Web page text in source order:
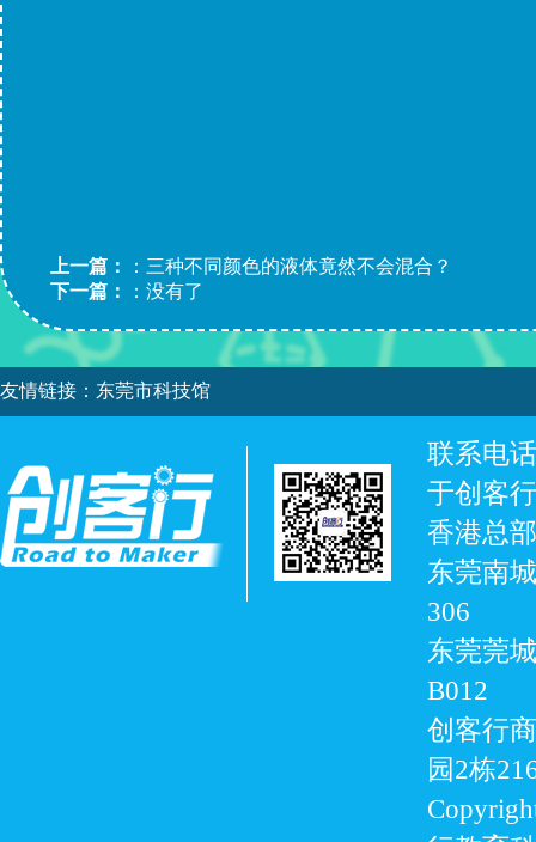
上一篇： ： 三种不同颜色的液体竟然不会混合？
下一篇：
：没有了
友情链接： 东莞市科技馆
联系电
于创客行
香港总
东莞南
306
东莞莞
B012
创客行
园2栋